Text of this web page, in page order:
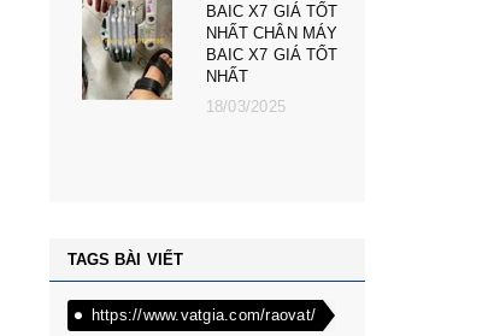
BAIC X7 GIÁ TỐT
NHẤT CHÂN MÁY
BAIC X7 GIÁ TỐT
NHẤT
18/03/2025
TAGS BÀI VIẾT
https://www.vatgia.com/raovat/